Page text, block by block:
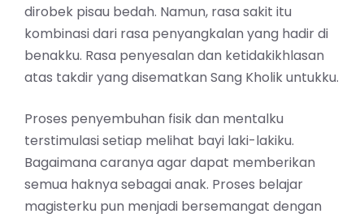
dirobek pisau bedah. Namun, rasa sakit itu
kombinasi dari rasa penyangkalan yang hadir di
benakku. Rasa penyesalan dan ketidakikhlasan
atas takdir yang disematkan Sang Kholik untukku.
Proses penyembuhan fisik dan mentalku
terstimulasi setiap melihat bayi laki-lakiku.
Bagaimana caranya agar dapat memberikan
semua haknya sebagai anak. Proses belajar
magisterku pun menjadi bersemangat dengan